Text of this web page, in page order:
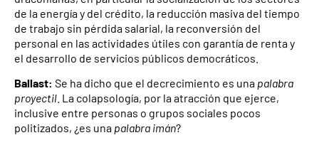
de la energía y del crédito, la reducción masiva del tiempo
de trabajo sin pérdida salarial, la reconversión del
personal en las actividades útiles con garantía de renta y
el desarrollo de servicios públicos democráticos.
Ballast: Se ha dicho que el decrecimiento es una palabra
proyectil . La colapsología, por la atracción que ejerce,
inclusive entre personas o grupos sociales pocos
politizados, ¿es una palabra imán?